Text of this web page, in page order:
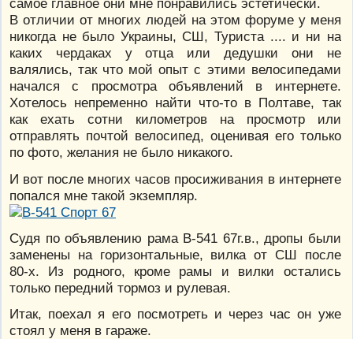
самое главное они мне понравились эстетически.
В отличии от многих людей на этом форуме у меня
никогда не было Украины, СШ, Туриста .... и ни на
каких чердаках у отца или дедушки они не
валялись, так что мой опыт с этими велосипедами
начался с просмотра объявлений в интернете.
Хотелось непременно найти что-то в Полтаве, так
как ехать сотни километров на просмотр или
отправлять почтой велосипед, оценивая его только
по фото, желания не было никакого.
И вот после многих часов просиживания в интернете
попался мне такой экземпляр.
Судя по объявлению рама В-541 67г.в., дропы были
заменены на горизонтальные, вилка от СШ после
80-х. Из родного, кроме рамы и вилки остались
только передний тормоз и рулевая.
Итак, поехал я его посмотреть и через час он уже
стоял у меня в гараже.